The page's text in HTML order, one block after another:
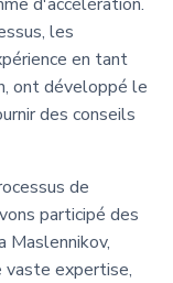
les
en tant
ont développé le
des conseils
de
participé des
Maslennikov,
vaste expertise,